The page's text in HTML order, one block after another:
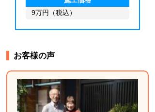
9万円（税込）
お客様の声